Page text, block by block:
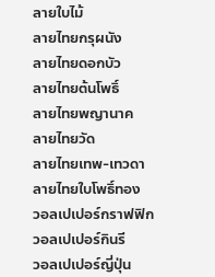
ลายใบไม้
ลายไทยกรุผนัง
ลายไทยดอกบัว
ลายไทยต้นโพธิ์
ลายไทยพญานาค
ลายไทยวัด
ลายไทยเทพ-เทวดา
ลายไทยใบโพธิ์ทอง
วอลเปเปอร์กราฟฟิก
วอลเปเปอร์กินรี
วอลเปเปอร์ญี่ปุ่น